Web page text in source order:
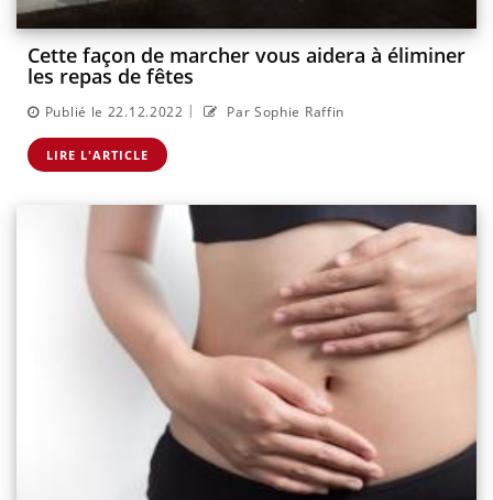
Cette façon de marcher vous aidera à éliminer
les repas de fêtes
Publié le 22.12.2022 | Par Sophie Raffin
LIRE L'ARTICLE